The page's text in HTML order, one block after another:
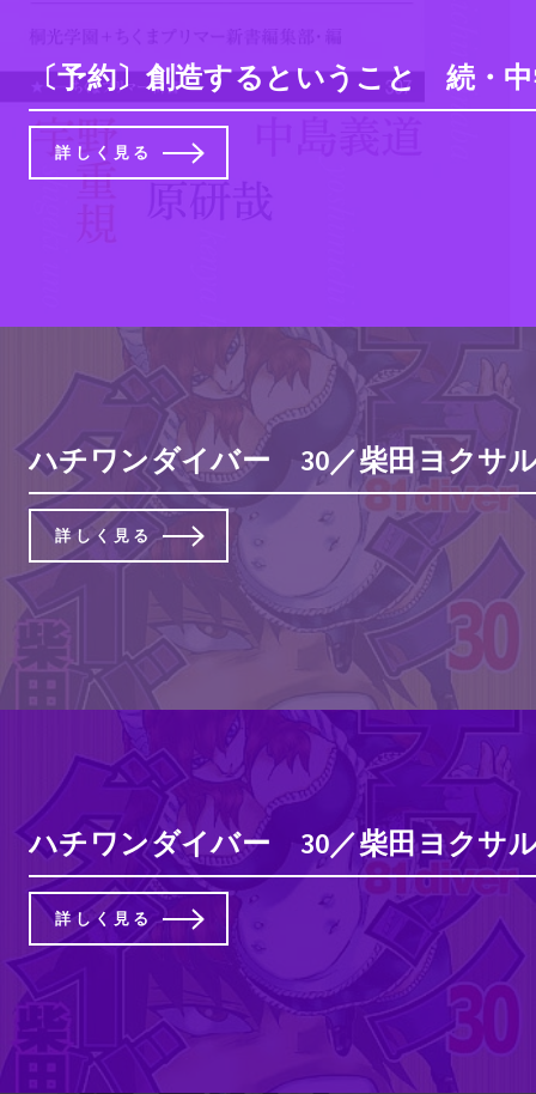
〔予約〕創造するということ 続・
詳しく見る
ハチワンダイバー 30／柴田ヨクサ
詳しく見る
ハチワンダイバー 30／柴田ヨクサ
詳しく見る